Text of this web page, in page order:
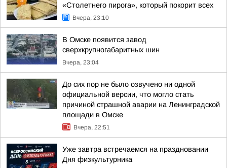
«Столетнего пирога», который покорит всех
Вчера, 23:10
В Омске появится завод
сверхкрупногабаритных шин
Вчера, 23:04
До сих пор не было озвучено ни одной
официальной версии, что могло стать
причиной страшной аварии на Ленинградской
площади в Омске
Вчера, 22:51
Уже завтра встречаемся на праздновании
Дня физкультурника